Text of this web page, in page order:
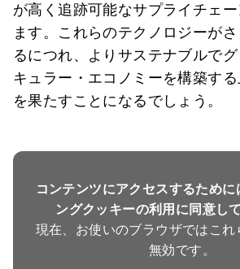
が高く追跡可能なサプライチェ
ます。これらのテクノロジーが
るにつれ、よりサステナブルで
キュラー・エコノミーを構築す
を果たすことになるでしょう。
コンテンツにアクセスするために
ングクッキーの利用に同意し
現在、お使いのブラウザではこ
無効です。